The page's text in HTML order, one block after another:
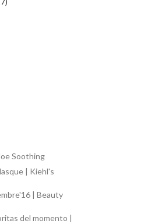
Soothing
| Kiehl's
| Beauty
del momento |